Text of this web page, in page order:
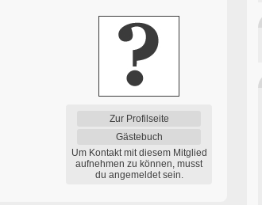
Zur Profilseite
Gästebuch
Um Kontakt mit diesem Mitglied
aufnehmen zu können, musst
du angemeldet sein.